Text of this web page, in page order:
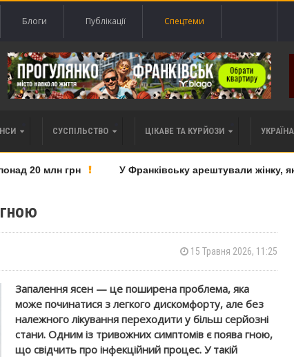
Блоги Публікації Спецтеми
СУСПІЛЬСТВО ЦІКАВЕ ТА КУРЙОЗИ
20 млн грн У Франківську арештували жінку,
15 Травня 2026, 11:25
Запалення ясен — це поширена проблема, яка
може починатися з легкого дискомфорту, але без
належного лікування переходити у більш серйозні
стани. Одним із тривожних симптомів є поява гною,
що свідчить про інфекційний процес. У такій